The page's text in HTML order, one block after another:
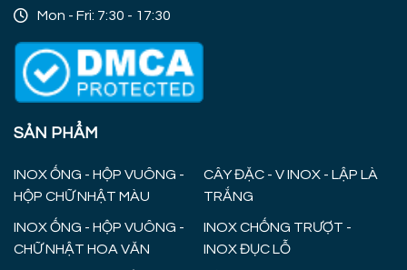
Mon - Fri: 7:30 - 17:30
SẢN PHẨM
INOX ỐNG - HỘP VUÔNG -
HỘP CHỮ NHẬT MÀU
INOX ỐNG - HỘP VUÔNG -
CHỮ NHẬT HOA VĂN
CÂY ĐẶC - V INOX - LẬP LÀ
TRẮNG
INOX CHỐNG TRƯỢT -
INOX ĐỤC LỖ